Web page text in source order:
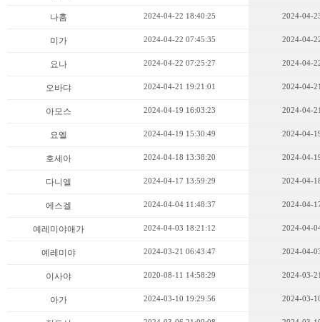
나훔 2024-04-22 18:40:25 2024-04-
미가 2024-04-22 07:45:35 2024-04-
요나 2024-04-22 07:25:27 2024-04-
오바댜 2024-04-21 19:21:01 2024-04-
아모스 2024-04-19 16:03:23 2024-04-
요엘 2024-04-19 15:30:49 2024-04-
호세아 2024-04-18 13:38:20 2024-04-
다니엘 2024-04-17 13:59:29 2024-04-
에스겔 2024-04-04 11:48:37 2024-04-
예레미야애가 2024-04-03 18:21:12 2024-04-
예레미야 2024-03-21 06:43:47 2024-04-
이사야 2020-08-11 14:58:29 2024-03-
아가 2024-03-10 19:29:56 2024-03-